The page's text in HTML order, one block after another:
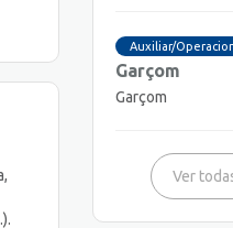
Auxiliar/
Garçom
Garçom
Ver